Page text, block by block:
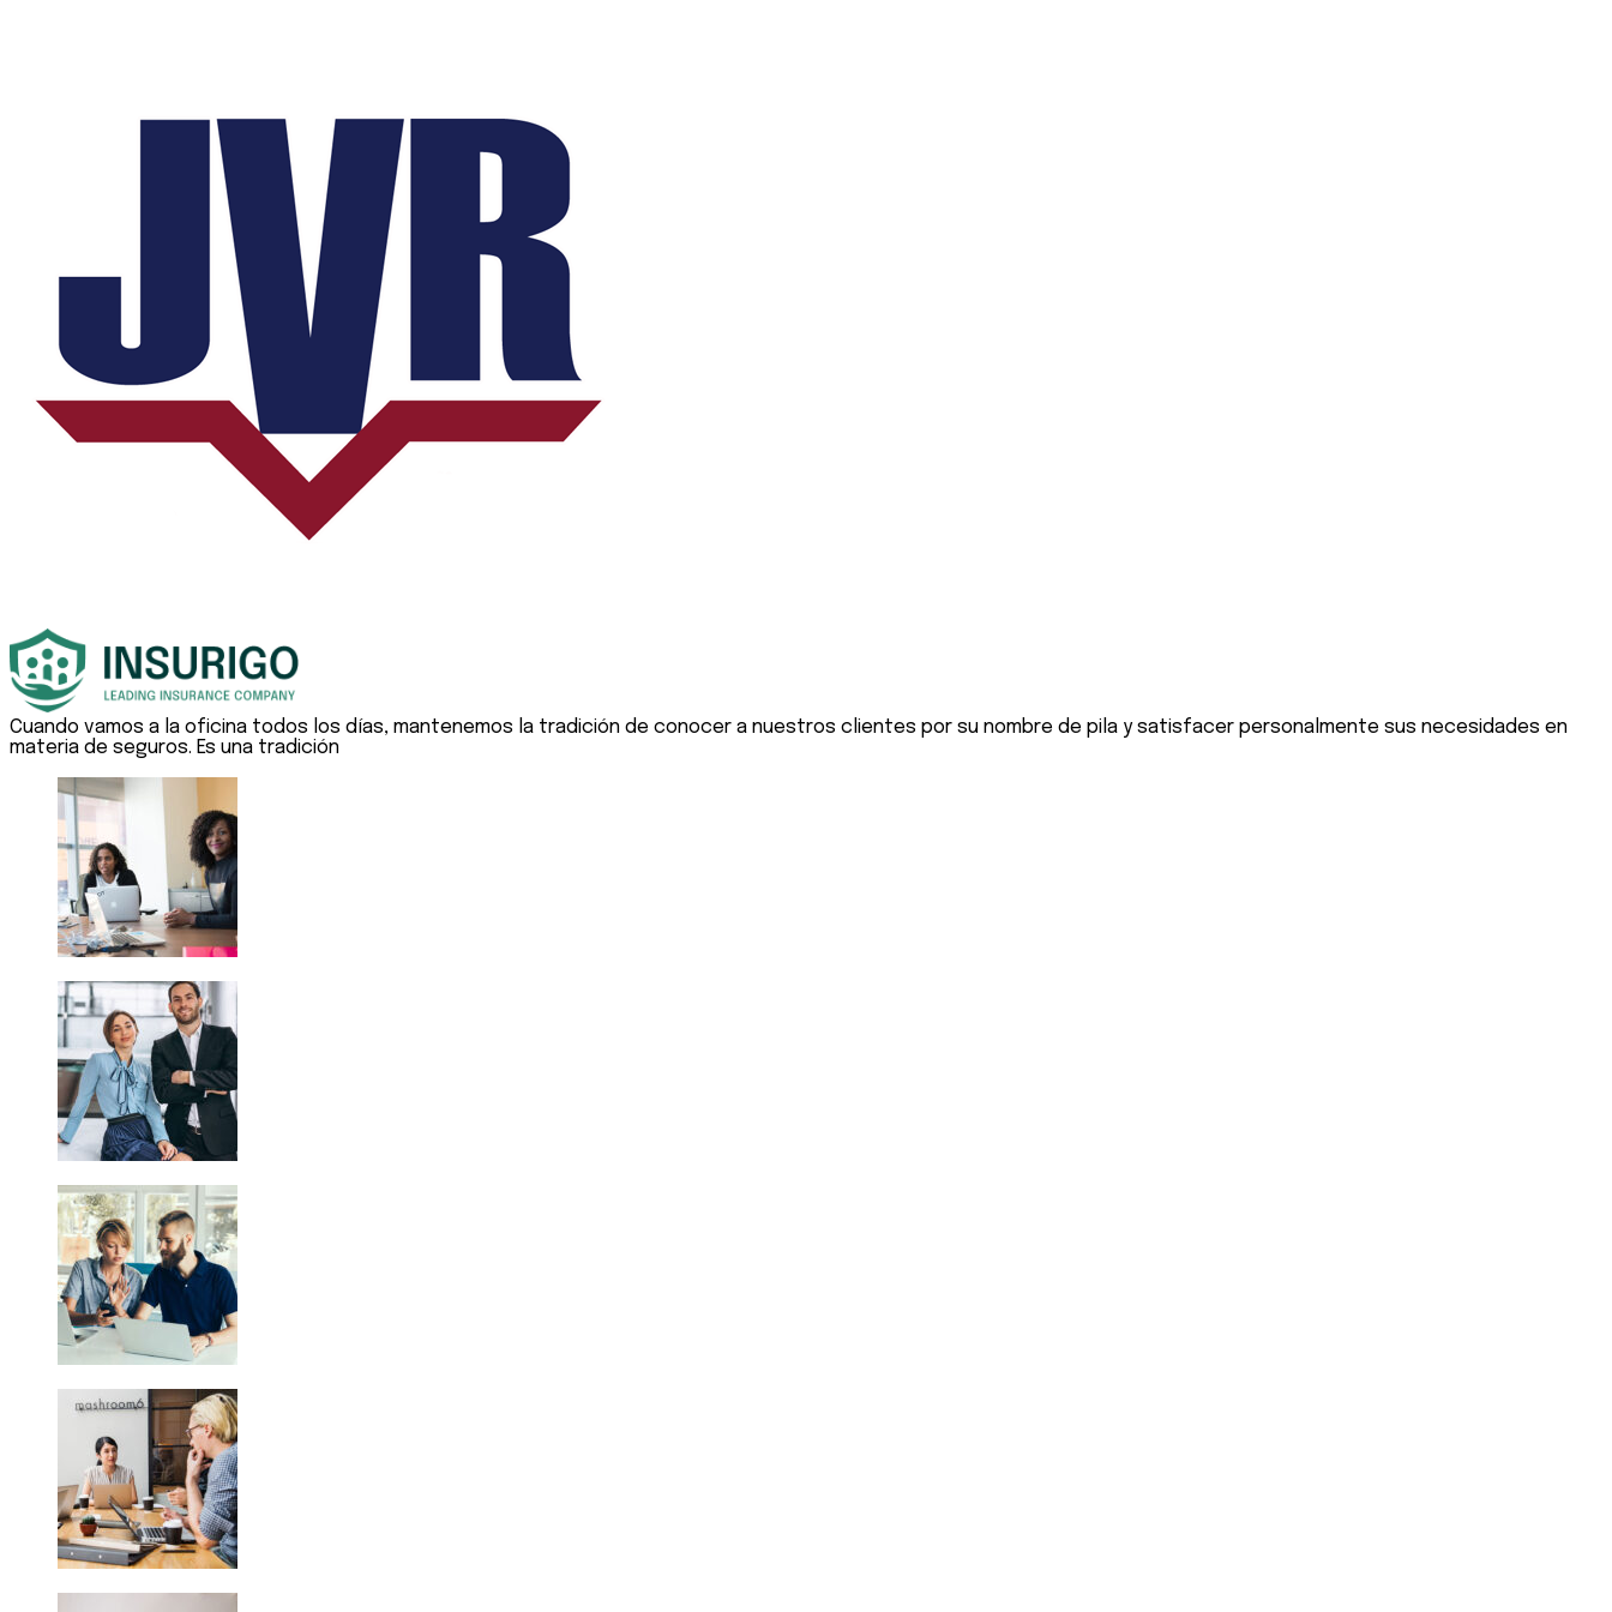
Cuando vamos a la oficina todos los días, mantenemos la tradición de conocer a nuestros clientes por su nombre de pila y satisfacer personalmente sus necesidades en
materia de seguros. Es una tradición